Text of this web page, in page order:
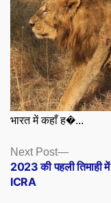
भारत में कहाँ ह�...
Posts
navigation
Next Post
Next
post:
2023 की पहली तिमाही
ICRA